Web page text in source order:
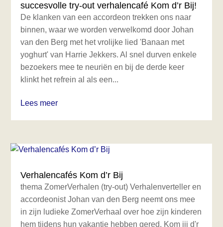
succesvolle try-out verhalencafé Kom d’r Bij!
De klanken van een accordeon trekken ons naar
binnen, waar we worden verwelkomd door Johan
van den Berg met het vrolijke lied 'Banaan met
yoghurt' van Harrie Jekkers. Al snel durven enkele
bezoekers mee te neuriën en bij de derde keer
klinkt het refrein al als een...
Lees meer
Verhalencafés Kom d’r Bij
thema ZomerVerhalen (try-out) Verhalenverteller en
accordeonist Johan van den Berg neemt ons mee
in zijn ludieke ZomerVerhaal over hoe zijn kinderen
hem tijdens hun vakantie hebben gered. Kom jij d'r